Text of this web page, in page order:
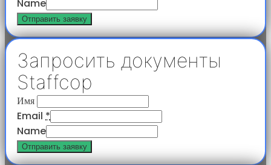
Name
Отправить заявку
Запросить документы
Staffcop
Имя
Email *
Name
Отправить заявку